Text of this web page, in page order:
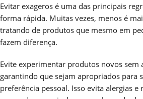
Evitar exageros é uma das principais
forma rápida. Muitas vezes, menos é
tratando de produtos que mesmo em
fazem diferença.
Evite experimentar produtos novos sem
garantindo que sejam apropriados para
preferência pessoal. Isso evita alergias e